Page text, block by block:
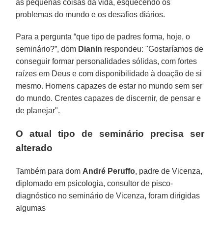
as pequenas coisas da vida, esquecendo os
problemas do mundo e os desafios diários.
Para a pergunta “que tipo de padres forma, hoje, o
seminário?”, dom Dianin respondeu: "Gostaríamos de
conseguir formar personalidades sólidas, com fortes
raízes em Deus e com disponibilidade à doação de si
mesmo. Homens capazes de estar no mundo sem ser
do mundo. Crentes capazes de discernir, de pensar e
de planejar".
O atual tipo de seminário precisa ser
alterado
Também para dom André Peruffo, padre de Vicenza,
diplomado em psicologia, consultor de pisco-
diagnóstico no seminário de Vicenza, foram dirigidas
algumas